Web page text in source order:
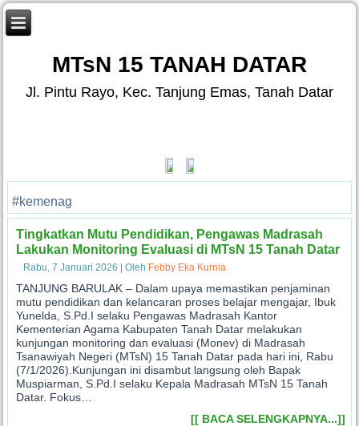
MTsN 15 TANAH DATAR
Jl. Pintu Rayo, Kec. Tanjung Emas, Tanah Datar
#kemenag
Tingkatkan Mutu Pendidikan, Pengawas Madrasah
Lakukan Monitoring Evaluasi di MTsN 15 Tanah Datar
Rabu, 7 Januari 2026 |Oleh Febby Eka Kurnia
TANJUNG BARULAK – Dalam upaya memastikan penjaminan
mutu pendidikan dan kelancaran proses belajar mengajar, Ibuk
Yunelda, S.Pd.I selaku Pengawas Madrasah Kantor
Kementerian Agama Kabupaten Tanah Datar melakukan
kunjungan monitoring dan evaluasi (Monev) di Madrasah
Tsanawiyah Negeri (MTsN) 15 Tanah Datar pada hari ini, Rabu
(7/1/2026).Kunjungan ini disambut langsung oleh Bapak
Muspiarman, S.Pd.I selaku Kepala Madrasah MTsN 15 Tanah
Datar. Fokus…
[[ BACA SELENGKAPNYA...]]